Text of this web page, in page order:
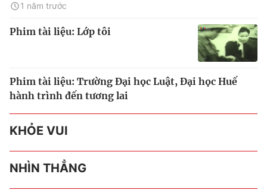
1 năm trước
Phim tài liệu: Lớp tôi
Phim tài liệu: Trường Đại học Luật, Đại học Huế
hành trình đến tương lai
KHỎE VUI
NHÌN THẲNG